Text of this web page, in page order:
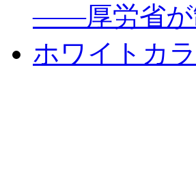
――厚労省が
ホワイトカ